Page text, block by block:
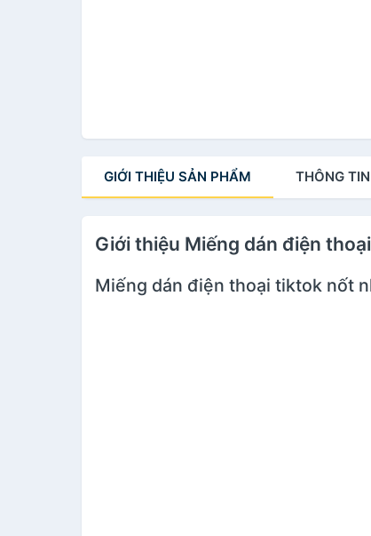
GIỚI THIỆU SẢN PHẨM THÔNG TIN
Giới thiệu Miếng dán điện
Miếng dán điện thoại tiktok nốt